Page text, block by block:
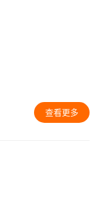
查看更多